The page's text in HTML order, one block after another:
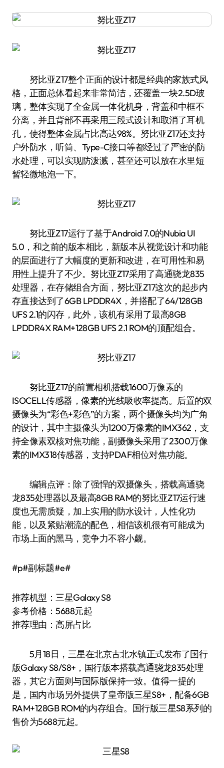
努比亚Z17整个正面的设计都是经典的家族式风
格，正面总体看起来非常简洁，还覆盖一块2.5D玻
璃，整体实现了全金属一体化机身，背盖和中框不
分离，并且背部不再采用三段式设计和取消了耳机
孔，使得整体金属占比高达98%。努比亚Z17还支持
户外防水，听筒、Type-C接口等都经过了严密的防
水处理，可以实现防泼溅，甚至还可以放在水里短
暂轻微地泡一下。
努比亚Z17运行了基于Android 7.0的Nubia UI
5.0，和之前的版本相比，新版本从视觉设计和功能
的层面进行了大幅度的更新和改进，在可用性和易
用性上提升了不少。努比亚Z17采用了高通骁龙835
处理器，在存储组合方面，努比亚Z17这次的起步内
存直接达到了6GB LPDDR4X，并搭配了64/128GB
UFS 2.1的闪存，此外，该机有采用了最高8GB
LPDDR4X RAM+128GB UFS 2.1 ROM的顶配组合。
努比亚Z17的前置相机搭载1600万像素的
ISOCELL传感器，像素的光线吸收率提高。后置的双
摄像头为“彩色+彩色”的方案，两个摄像头均为广角
的设计，其中主摄像头为1200万像素的IMX362，支
持全像素双核对焦功能，副摄像头采用了2300万像
素的IMX318传感器，支持PDAF相位对焦功能。
编辑点评：除了强悍的双摄像头，搭载高通骁
龙835处理器以及最高8GB RAM的努比亚Z17运行速
度也无需质疑，加上实用的防水设计，人性化功
能，以及紧贴潮流的配色，相信该机很有可能成为
市场上面的黑马，竞争力不容小觑。
#p#副标题#e#
推荐机型：三星Galaxy S8
参考价格：5688元起
推荐理由：高屏占比
5月18日，三星在北京古北水镇正式发布了国行
版Galaxy S8/S8+，国行版本搭载高通骁龙835处理
器，其它方面则与国际版保持一致。值得一提的
是，国内市场另外提供了皇帝版三星S8+，配备6GB
RAM+128GB ROM的内存组合。国行版三星S8系列的
售价为5688元起。